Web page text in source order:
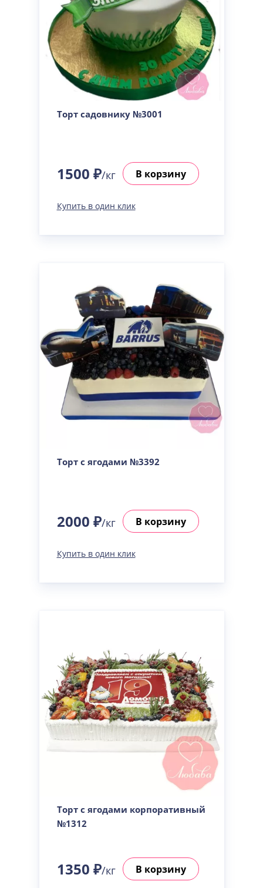
Торт садовнику №3001
1500 ₽/кг В корзину
Купить в один клик
Торт с ягодами №3392
2000 ₽/кг В корзину
Купить в один клик
Торт с ягодами корпоративный
№1312
1350 ₽/кг В корзину